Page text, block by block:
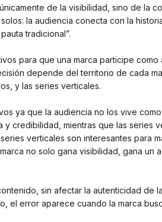
de la visibilidad, sino de la
la audiencia conecta con la
tradicional”.
para que una marca participe
depende del territorio de cada
y las series verticales.
ya que la audiencia no los vive
credibilidad, mientras que las series
verticales son interesantes para
no solo gana visibilidad, gana
sin afectar la autenticidad de
el error aparece cuando la marca